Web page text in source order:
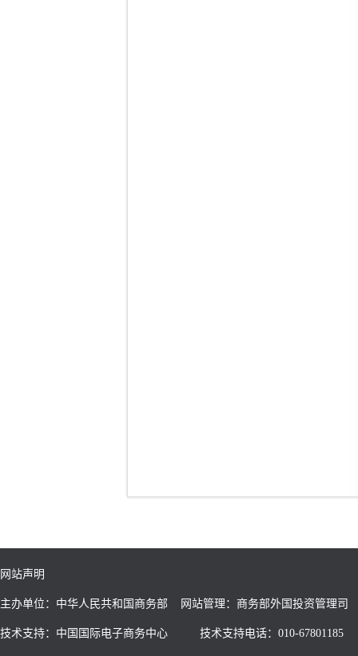
网站声明
主办单位：中华人民共和国商务部 网站管理：商务部外国投资管理司
技术支持：中国国际电子商务中心 技术支持电话：010-67801185